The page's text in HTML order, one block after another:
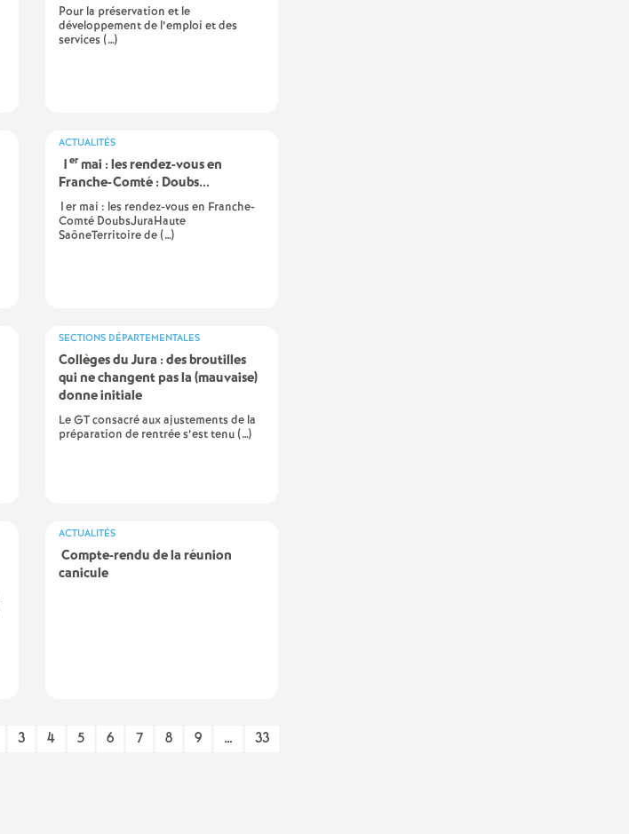
Pour la préservation et le
développement de l’emploi et des
services (…)
ACTUALITÉS
1ermai : les rendez-vous en
Franche-Comté : Doubs...
1er mai : les rendez-vous en Franche-
Comté DoubsJuraHaute
SaôneTerritoire de (…)
SECTIONS DÉPARTEMENTALES
Collèges du Jura : des broutilles
qui ne changent pas la (mauvaise)
donne initiale
Le GT consacré aux ajustements de la
préparation de rentrée s’est tenu (…)
ACTUALITÉS
Compte-rendu de la réunion
canicule
3 4 5 6 7 8 9 … 33